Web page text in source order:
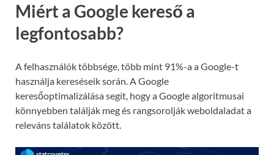
Miért a Google kereső a
legfontosabb?
A felhasználók többsége, több mint 91%-a a Google-t
használja kereséseik során. A Google
keresőoptimalizálása segít, hogy a Google algoritmusai
könnyebben találják meg és rangsorolják weboldaladat a
releváns találatok között.